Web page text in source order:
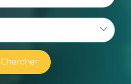
Chercher